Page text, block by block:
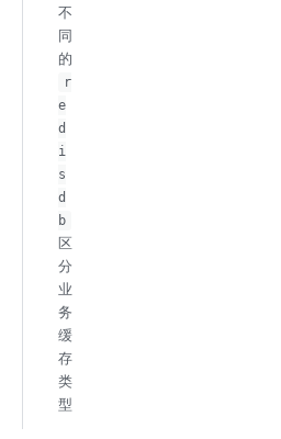
不
同
的
r
e
d
i
s
d
b
区
分
业
务
缓
存
类
型